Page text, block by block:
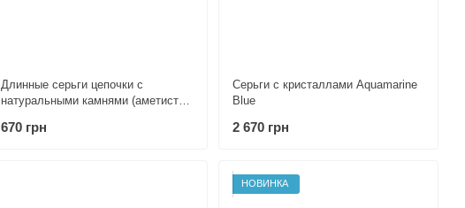
Длинные серьги цепочки с
натуральными камнями (аметист и
670 грн
Серьги c кристаллами Aquamarine
Blue
2 670 грн
НОВИНКА